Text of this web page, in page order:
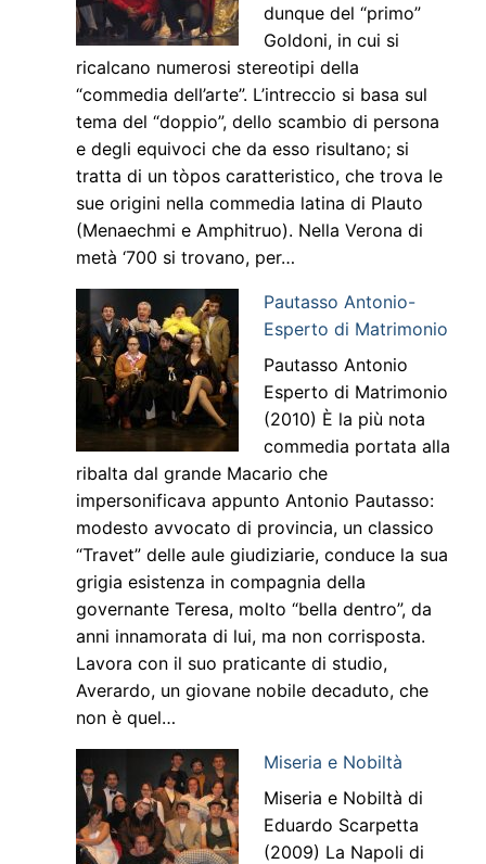
dunque del “primo”
Goldoni, in cui si
ricalcano numerosi stereotipi della
“commedia dell’arte”. L’intreccio si basa sul
tema del “doppio”, dello scambio di persona
e degli equivoci che da esso risultano; si
tratta di un tòpos caratteristico, che trova le
sue origini nella commedia latina di Plauto
(Menaechmi e Amphitruo). Nella Verona di
metà ‘700 si trovano, per…
Pautasso Antonio-
Esperto di Matrimonio
Pautasso Antonio
Esperto di Matrimonio
(2010) È la più nota
commedia portata alla
ribalta dal grande Macario che
impersonificava appunto Antonio Pautasso:
modesto avvocato di provincia, un classico
“Travet” delle aule giudiziarie, conduce la sua
grigia esistenza in compagnia della
governante Teresa, molto “bella dentro”, da
anni innamorata di lui, ma non corrisposta.
Lavora con il suo praticante di studio,
Averardo, un giovane nobile decaduto, che
non è quel…
Miseria e Nobiltà
Miseria e Nobiltà di
Eduardo Scarpetta
(2009) La Napoli di